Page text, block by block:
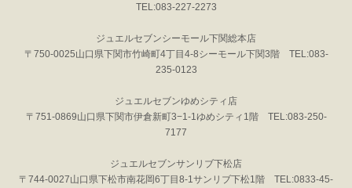
TEL:083-227-2273
ジュエルセブンシーモール下関総本店
〒750-0025山口県下関市竹崎町4丁目4-8シーモール下関3階 TEL:083-
235-0123
ジュエルセブンゆめシティ店
〒751-0869山口県下関市伊倉新町3−1-1ゆめシティ1階 TEL:083-250-
7177
ジュエルセブンサンリブ下松店
〒744-0027山口県下松市南花岡6丁目8-1サンリブ下松1階 TEL:0833-45-